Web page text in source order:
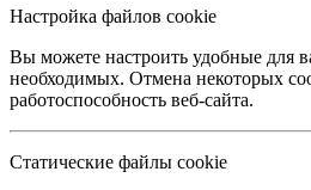
Настройка файлов cookie
Вы можете настроить удобные для
необходимых. Отмена некоторых
работоспособность веб-сайта.
Статические файлы cookie